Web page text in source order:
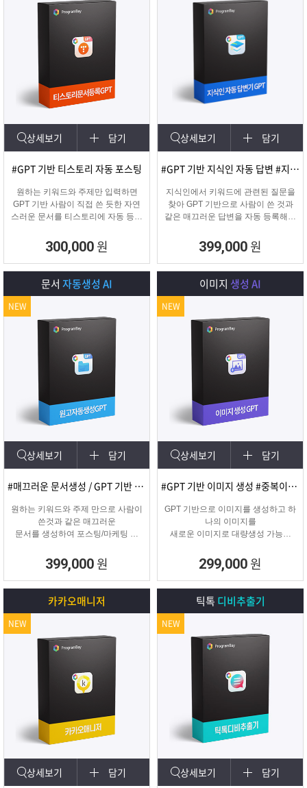
상세보기 담기
#GPT 기반 티스토리 자동 포스팅
원하는 키워드와 주제만 입력하면
GPT 기반 사람이 직접 쓴 듯한 자연
스러운 문서를 티스토리에 자동 등록
티스토리 육성용, 콘텐츠 마케터, 업
체 홍보에 적합한 마케팅 프로그램
입니다.
300,000 원
상세보기 담기
#GPT 기반 지식인 자동 답변 #지식인마케팅
지식인에서 키워드에 관련된 질문을
찾아 GPT 기반으로 사람이 쓴 것과
같은 매끄러운 답변을 자동 등록해주
399,000 원
문서 자동생성 AI
상세보기 담기
#매끄러운 문서생성 / GPT 기반 문서
원하는 키워드와 주제 만으로 사람이
쓴것과 같은 매끄러운
문서를 생성하여 포스팅/마케팅 시
소모되는 시간을 없애주는 고퀄리티
문서생성 프로그램입니다.
399,000 원
NEW
이미지 생성 AI
상세보기 담기
#GPT 기반 이미지 생성 #중복이미지 #유사이미지
GPT 기반으로 이미지를 생성하고 하
나의 이미지를
새로운 이미지로 대량생성 가능한
299,000 원
NEW
카카오매니저
상세보기 담기
NEW
틱톡 디비추출기
상세보기 담기
NEW